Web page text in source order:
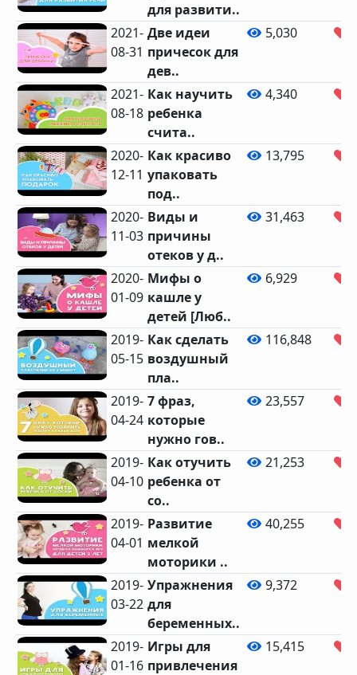
для развити..
2021-
08-31
Две идеи
причесок для
дев..
5,030
2021-
08-18
Как научить
ребенка
счита..
4,340
2020-
12-11
Как красиво
упаковать
под..
13,795
2020-
11-03
Виды и
причины
отеков у д..
31,463
2020-
01-09
Мифы о
кашле у
детей [Люб..
6,929
2019-
05-15
Как сделать
воздушный
пла..
116,848
2019-
04-24
7 фраз,
которые
нужно гов..
23,557
2019-
04-10
Как отучить
ребенка от
со..
21,253
2019-
04-01
Развитие
мелкой
моторики ..
40,255
2019-
03-22
Упражнения
для
беременных..
9,372
2019-
01-16
Игры для
привлечения
15,415